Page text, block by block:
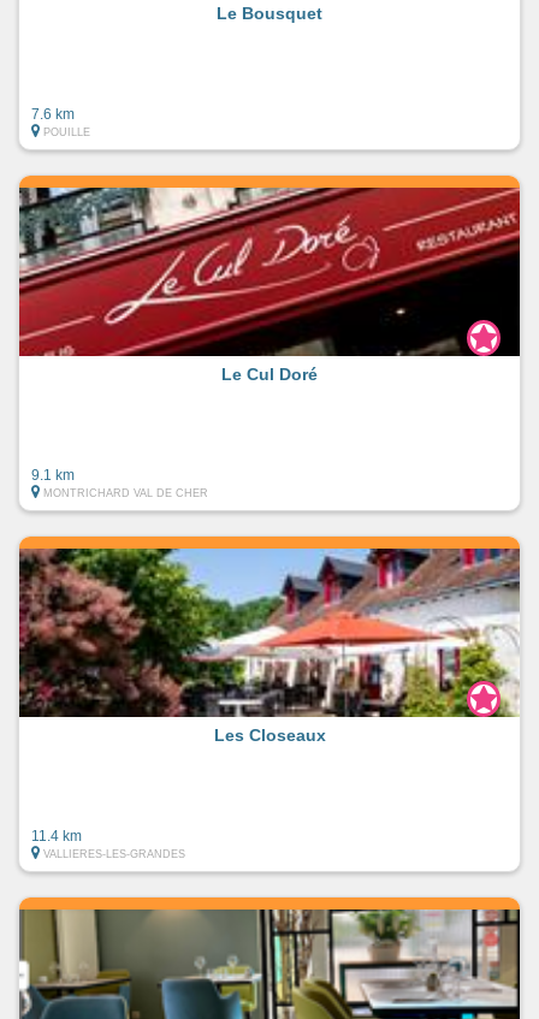
Le Bousquet
7.6 km
POUILLE
Le Cul Doré
9.1 km
MONTRICHARD VAL DE CHER
Les Closeaux
11.4 km
VALLIERES-LES-GRANDES